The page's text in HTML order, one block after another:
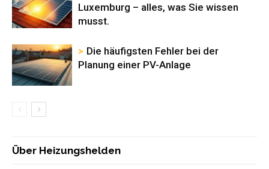
Luxemburg – alles, was Sie wissen
musst.
Die häufigsten Fehler bei der
Planung einer PV-Anlage
Über Heizungshelden